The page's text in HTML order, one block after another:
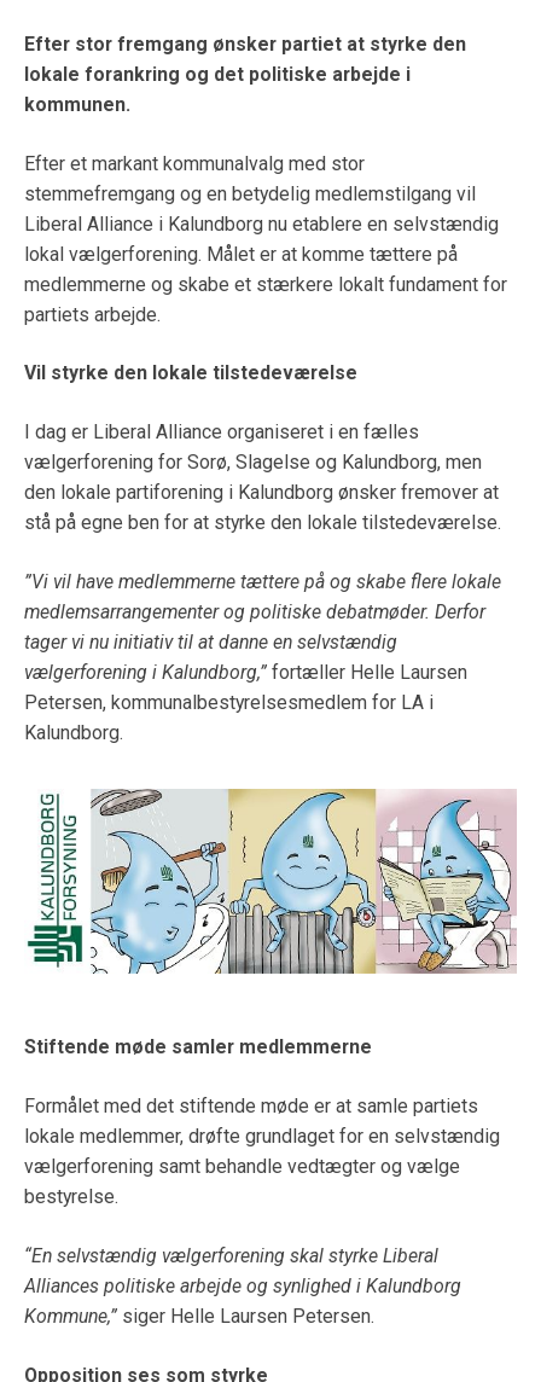
Efter stor fremgang ønsker partiet at styrke den
lokale forankring og det politiske arbejde i
kommunen.
Efter et markant kommunalvalg med stor
stemmefremgang og en betydelig medlemstilgang vil
Liberal Alliance i Kalundborg nu etablere en selvstændig
lokal vælgerforening. Målet er at komme tættere på
medlemmerne og skabe et stærkere lokalt fundament for
partiets arbejde.
Vil styrke den lokale tilstedeværelse
I dag er Liberal Alliance organiseret i en fælles
vælgerforening for Sorø, Slagelse og Kalundborg, men
den lokale partiforening i Kalundborg ønsker fremover at
stå på egne ben for at styrke den lokale tilstedeværelse.
”Vi vil have medlemmerne tættere på og skabe flere lokale
medlemsarrangementer og politiske debatmøder. Derfor
tager vi nu initiativ til at danne en selvstændig
vælgerforening i Kalundborg,” fortæller Helle Laursen
Petersen, kommunalbestyrelsesmedlem for LA i
Kalundborg.
Stiftende møde samler medlemmerne
Formålet med det stiftende møde er at samle partiets
lokale medlemmer, drøfte grundlaget for en selvstændig
vælgerforening samt behandle vedtægter og vælge
bestyrelse.
“En selvstændig vælgerforening skal styrke Liberal
Alliances politiske arbejde og synlighed i Kalundborg
Kommune,” siger Helle Laursen Petersen.
Opposition ses som styrke